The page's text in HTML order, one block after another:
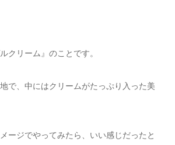
クリーム』のことです。
で、中にはクリームがたっぷり入った美
ージでやってみたら、いい感じだったと